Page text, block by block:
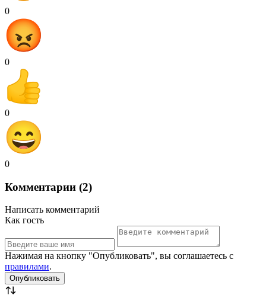
0
0
0
0
Комментарии (2)
Написать комментарий
Как гость
Нажимая на кнопку "Опубликовать", вы соглашаетесь с
правилами.